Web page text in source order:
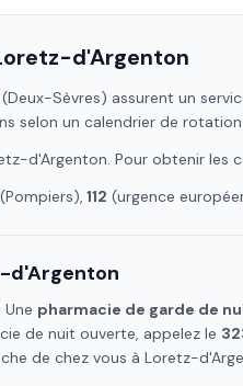
d'Argenton
(Deux-Sèvres) assurent un
selon un calendrier de
d'Argenton. Pour obtenir les
(Pompiers), 112 (urgence
d'Argenton
pharmacie de garde de
de nuit ouverte, appelez le
de chez vous à Loretz-